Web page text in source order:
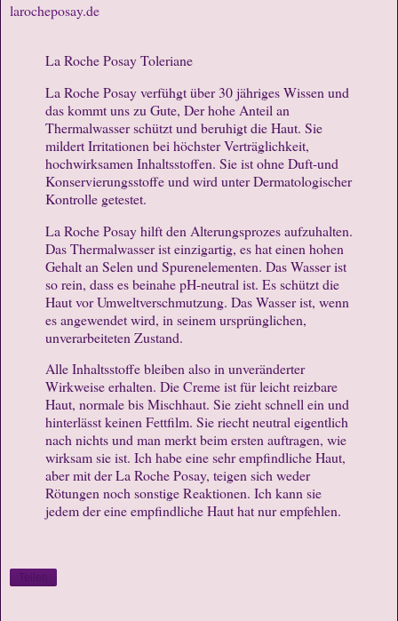
larocheposay.de
La Roche Posay Toleriane
La Roche Posay verfühgt über 30 jähriges Wissen und
das kommt uns zu Gute, Der hohe Anteil an
Thermalwasser schützt und beruhigt die Haut. Sie
mildert Irritationen bei höchster Verträglichkeit,
hochwirksamen Inhaltsstoffen. Sie ist ohne Duft-und
Konservierungsstoffe und wird unter Dermatologischer
Kontrolle getestet.
La Roche Posay hilft den Alterungsprozes aufzuhalten.
Das Thermalwasser ist einzigartig, es hat einen hohen
Gehalt an Selen und Spurenelementen. Das Wasser ist
so rein, dass es beinahe pH-neutral ist. Es schützt die
Haut vor Umweltverschmutzung. Das Wasser ist, wenn
es angewendet wird, in seinem ursprünglichen,
unverarbeiteten Zustand.
Alle Inhaltsstoffe bleiben also in unveränderter
Wirkweise erhalten. Die Creme ist für leicht reizbare
Haut, normale bis Mischhaut. Sie zieht schnell ein und
hinterlässt keinen Fettfilm. Sie riecht neutral eigentlich
nach nichts und man merkt beim ersten auftragen, wie
wirksam sie ist. Ich habe eine sehr empfindliche Haut,
aber mit der La Roche Posay, teigen sich weder
Rötungen noch sonstige Reaktionen. Ich kann sie
jedem der eine empfindliche Haut hat nur empfehlen.